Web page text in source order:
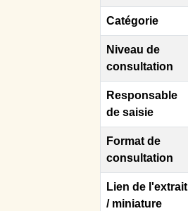
Catégorie
Niveau de
consultation
Responsable
de saisie
Format de
consultation
Lien de l'extrait
/ miniature